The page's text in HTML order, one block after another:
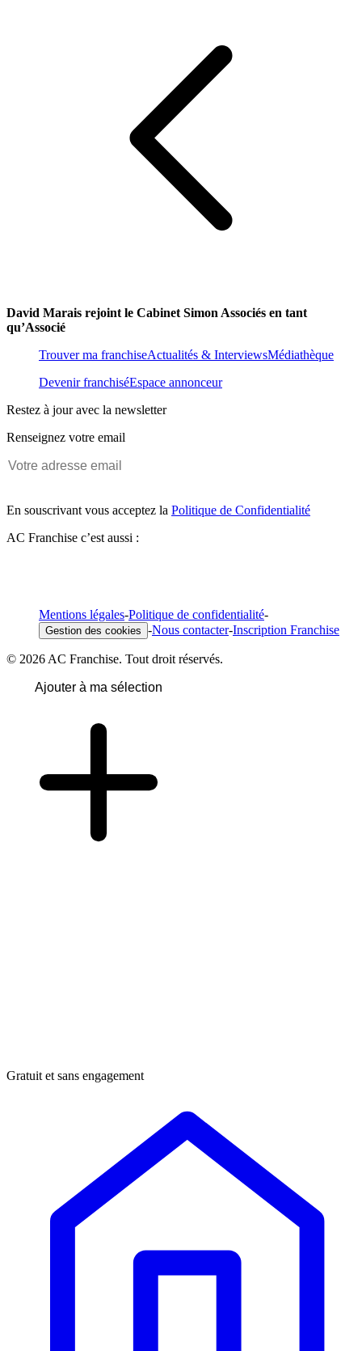
David Marais rejoint le Cabinet Simon Associés en tant
qu’Associé
Trouver ma franchiseActualités & InterviewsMédiathèque
Devenir franchiséEspace annonceur
Restez à jour avec la newsletter
Renseignez votre email
En souscrivant vous acceptez la Politique de Confidentialité
AC Franchise c’est aussi :
Mentions légales-Politique de confidentialité-
Gestion des cookies -Nous contacter-Inscription Franchise
© 2026 AC Franchise. Tout droit réservés.
Ajouter à ma sélection
Gratuit et sans engagement